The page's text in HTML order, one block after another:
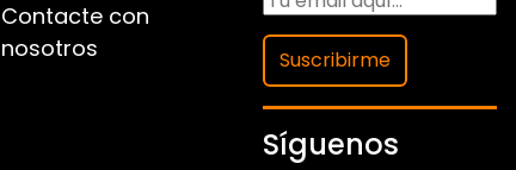
Contacte con
nosotros
Suscribirme
Síguenos